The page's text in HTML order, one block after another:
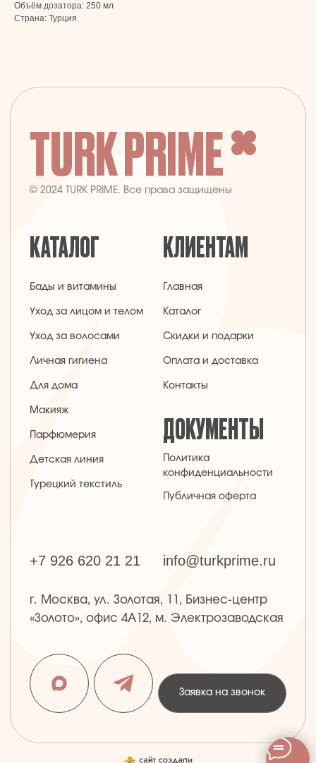
Объём дозатора: 250 мл
Страна: Турция
Детская линия
Турецкий текстиль
Заявка на звонок